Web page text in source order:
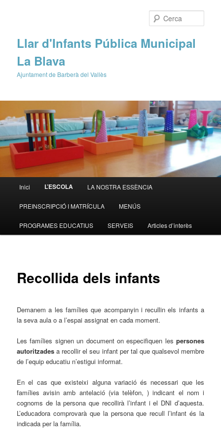
Llar d'Infants Pública Municipal
La Blava
Ajuntament de Barberà del Vallès
principal
Aneu
al
contingut
Inici L’ESCOLA LA NOSTRA ESSÈNCIA
PREINSCRIPCIÓ I MATRÍCULA MENÚS
PROGRAMES EDUCATIUS SERVEIS Articles d’interès
Recollida dels infants
Demanem a les famílies que acompanyin i recullin els infants a
la seva aula o a l’espai assignat en cada moment.
Les famílies signen un document on especifiquen les persones
autoritzades a recollir el seu infant per tal que qualsevol membre
de l’equip educatiu n’estigui informat.
En el cas que existeixi alguna variació és necessari que les
famílies avisin amb antelació (via telèfon, ) indicant el nom i
cognoms de la persona que recollirà l’infant i el DNI d’aquesta.
L’educadora comprovarà que la persona que recull l’infant és la
indicada per la família.